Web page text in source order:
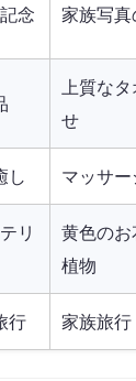
念 家族写
上質な
せ
し マッサ
リ
黄色の
植物
行 家族旅行